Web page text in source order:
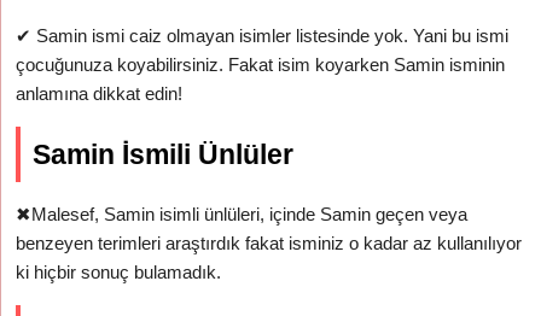
✔ Samin ismi caiz olmayan isimler listesinde yok. Yani bu ismi
çocuğunuza koyabilirsiniz. Fakat isim koyarken Samin isminin
anlamına dikkat edin!
Samin İsmili Ünlüler
✖Malesef, Samin isimli ünlüleri, içinde Samin geçen veya
benzeyen terimleri araştırdık fakat isminiz o kadar az kullanılıyor
ki hiçbir sonuç bulamadık.